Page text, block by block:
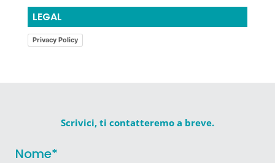
LEGAL
Privacy Policy
Scrivici, ti contatteremo a breve.
Nome*